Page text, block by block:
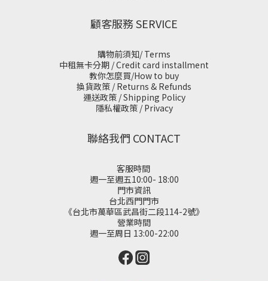
顧客服務 SERVICE
購物前須知/ Terms
中租無卡分期 / Credit card installment
教你怎麼買/How to buy
換貨政策 / Returns & Refunds
運送政策 / Shipping Policy
隱私權政策 / Privacy
聯絡我們 CONTACT
客服時間
週一至週五10:00- 18:00
門市資訊
台北西門門市
《台北市萬華區武昌街二段114-2號》
營業時間
週一至周日 13:00-22:00